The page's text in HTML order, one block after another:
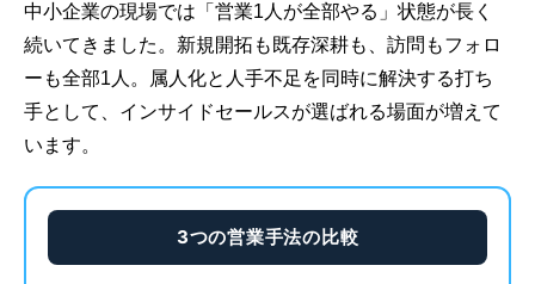
中小企業の現場では「営業1人が全部やる」状態が長く
続いてきました。新規開拓も既存深耕も、訪問もフォロ
ーも全部1人。属人化と人手不足を同時に解決する打ち
手として、インサイドセールスが選ばれる場面が増えて
います。
3つの営業手法の比較